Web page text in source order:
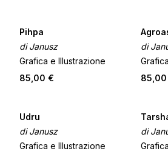
Pihpa
di Janusz
Grafica e Illustrazione
85,00 €
di
85,00
Udru
di Janusz
Grafica e Illustrazione
di